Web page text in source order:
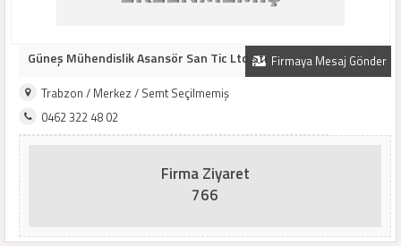
Firmaya Mesaj Gönder
Güneş Mühendislik Asansör San Tic Ltd Şti
Trabzon / Merkez / Semt Seçilmemiş
0462 322 48 02
Firma Ziyaret
766